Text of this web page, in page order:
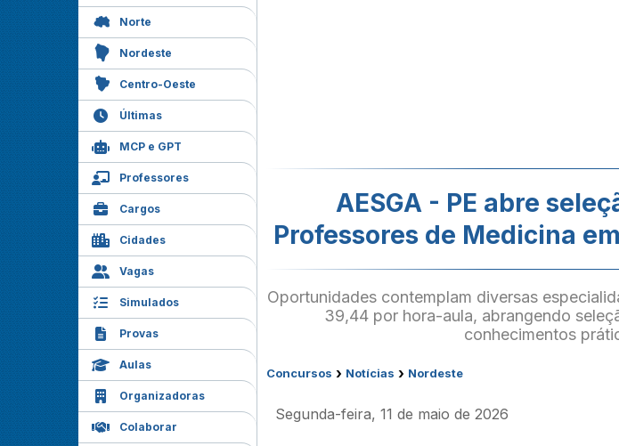
Norte
Nordeste
Centro-Oeste
Últimas
MCP e GPT
Professores
Cargos
Cidades
Vagas
Simulados
Provas
Aulas
Organizadoras
Colaborar
AESGA - PE abre
Professores de Medicina
Oportunidades contemplam diversas
39,44 por hora-aula, abrangendo
conhecimentos
Concursos › Notícias › Nordeste
Segunda-feira, 11 de maio de 2026